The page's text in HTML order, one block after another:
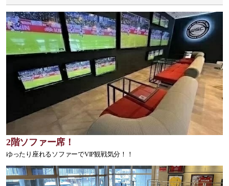
2階ソファー席！
ゆったり座れるソファーでVIP観戦気分！！